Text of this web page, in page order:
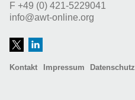
F +49 (0) 421-5229041
info@awt-online.org
Kontakt Impressum Datenschutz